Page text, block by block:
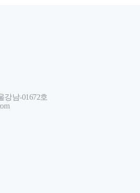
강남-01672호